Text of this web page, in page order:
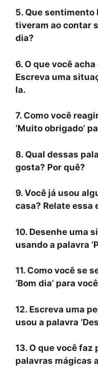
5. Que sentimento
tiveram ao contar
dia?
6. O que você
Escreva uma
la.
7. Como você
‘Muito obrigado’
8. Qual dessas
gosta? Por quê?
9. Você já usou
casa? Relate essa
10. Desenhe uma
usando a palavra
11. Como você se
‘Bom dia’ para
12. Escreva uma
usou a palavra
13. O que você faz
palavras mágicas